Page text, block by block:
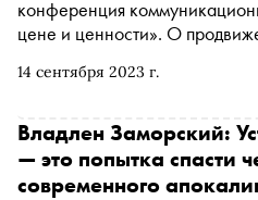
14 сентября 2023 г.
конференция
цене и ценности». О
репутацию «Сноб» поговорил
Денисом Лапшиновым
Владлен Заморский:
— это попытка спасти
современного